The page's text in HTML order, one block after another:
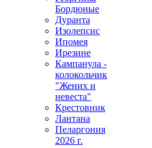
Бордюные
Дуранта
Изолепсис
Ипомея
Ирезине
Кампанула -
колокольчик
"Жених и
невеста"
Крестовник
Лантана
Пеларгония
2026 г.